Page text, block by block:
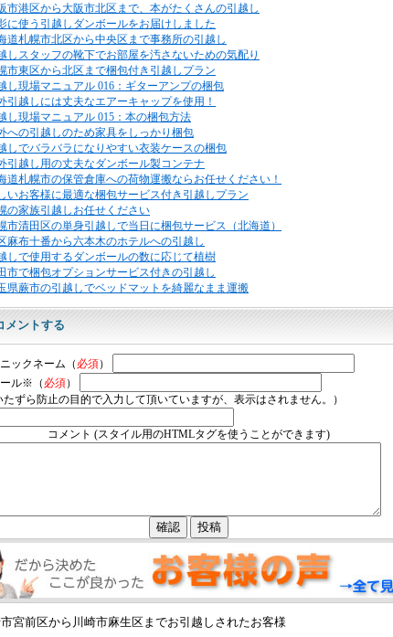
市港区から大阪市北区まで、本がたくさんの引越し
に使う引越しダンボールをお届けしました
道札幌市北区から中央区まで事務所の引越し
しスタッフの靴下でお部屋を汚さないための気配り
市東区から北区まで梱包付き引越しプラン
し現場マニュアル 016：ギターアンプの梱包
引越しには丈夫なエアーキャップを使用！
し現場マニュアル 015：本の梱包方法
への引越しのため家具をしっかり梱包
しでバラバラになりやすい衣装ケースの梱包
引越し用の丈夫なダンボール製コンテナ
道札幌市の保管倉庫への荷物運搬ならお任せください！
いお客様に最適な梱包サービス付き引越しプラン
の家族引越しお任せください
市清田区の単身引越しで当日に梱包サービス（北海道）
麻布十番から六本木のホテルへの引越し
しで使用するダンボールの数に応じて植樹
市で梱包オプションサービス付きの引越し
県蕨市の引越しでベッドマットを綺麗なまま運搬
メントする
ックネーム（ 必須）
ル※（ 必須）
ずら防止の目的で入力して頂いていますが、表示はされません。）
コメント (スタイル用のHTMLタグを使うことができます)